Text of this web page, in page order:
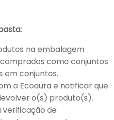
na embalagem
como conjuntos
em conjuntos.
a Ecoaura e notificar que
o(s) produto(s).
verificação de